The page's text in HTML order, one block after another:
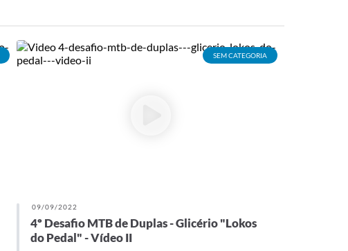
SEM CATEGORIA
09/09/2022
4º Desafio MTB de Duplas - Glicério "Lokos
do Pedal" - Vídeo II